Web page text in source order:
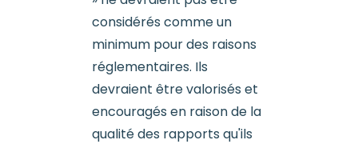
considérés comme un
minimum pour des raisons
réglementaires. Ils
devraient être valorisés et
encouragés en raison de la
qualité des rapports qu'ils